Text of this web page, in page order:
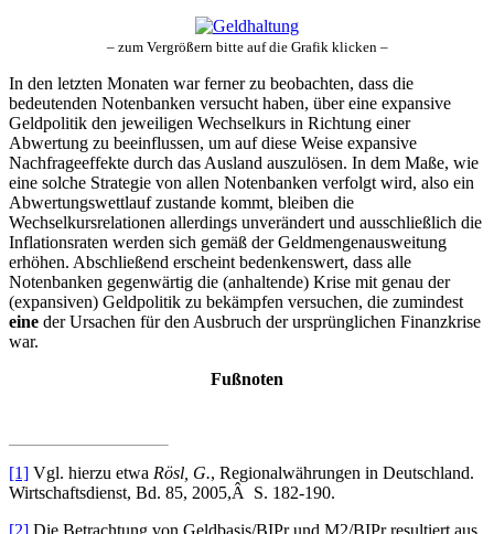
– zum Vergrößern bitte auf die Grafik klicken –
In den letzten Monaten war ferner zu beobachten, dass die
bedeutenden Notenbanken versucht haben, über eine expansive
Geldpolitik den jeweiligen Wechselkurs in Richtung einer
Abwertung zu beeinflussen, um auf diese Weise expansive
Nachfrageeffekte durch das Ausland auszulösen. In dem Maße, wie
eine solche Strategie von allen Notenbanken verfolgt wird, also ein
Abwertungswettlauf zustande kommt, bleiben die
Wechselkursrelationen allerdings unverändert und ausschließlich die
Inflationsraten werden sich gemäß der Geldmengenausweitung
erhöhen. Abschließend erscheint bedenkenswert, dass alle
Notenbanken gegenwärtig die (anhaltende) Krise mit genau der
(expansiven) Geldpolitik zu bekämpfen versuchen, die zumindest
eine der Ursachen für den Ausbruch der ursprünglichen Finanzkrise
war.
Fußnoten
[1] Vgl. hierzu etwa Rösl, G., Regionalwährungen in Deutschland.
Wirtschaftsdienst, Bd. 85, 2005,Â S. 182-190.